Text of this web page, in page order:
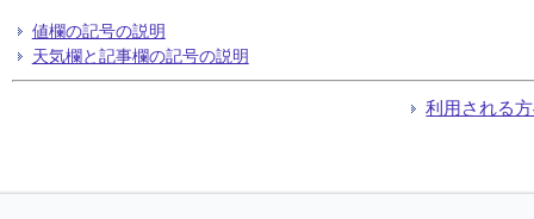
値欄の記号の説明
天気欄と記事欄の記号の説明
利用される